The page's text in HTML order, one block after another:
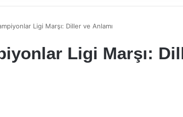
Ligi Marşı: Diller ve Anlamı
Ligi Marşı: